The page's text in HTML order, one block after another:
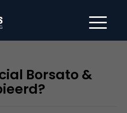
Borsato &